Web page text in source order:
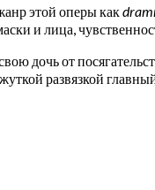
этой оперы как
и лица,
дочь от
развязкой